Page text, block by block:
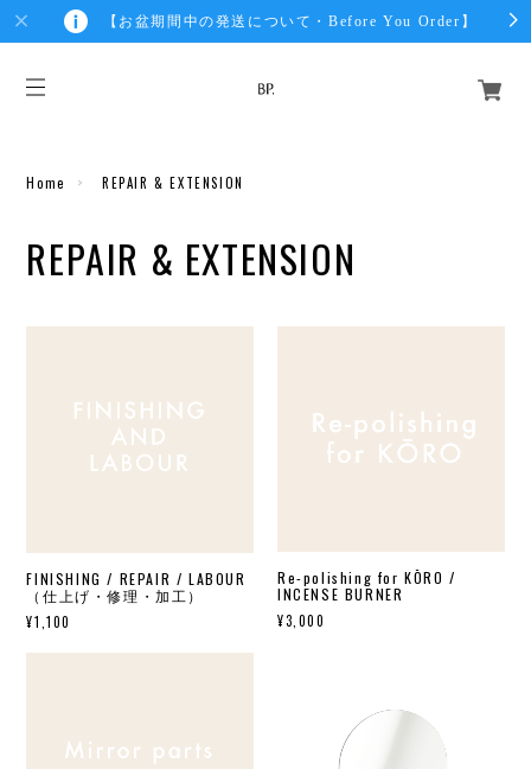
【お盆期間中の発送について・Before You Order】
Home REPAIR & EXTENSION
REPAIR & EXTENSION
FINISHING / REPAIR / LABOUR
（仕上げ・修理・加工）
¥1,100
Re-polishing for KŌRO /
INCENSE BURNER
¥3,000